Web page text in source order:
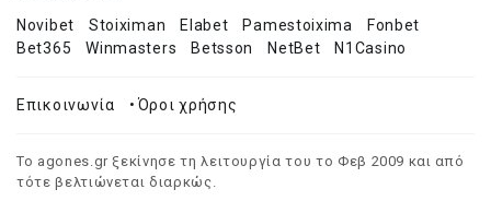
Novibet Stoiximan Elabet Pamestoixima
Fonbet
Bet365
Winmasters Betsson NetBet N1Casino
Επικοινωνία •Όροι χρήσης
Το agones.gr ξεκίνησε τη λειτουργία του το Φεβ 2009 και από
τότε βελτιώνεται διαρκώς.